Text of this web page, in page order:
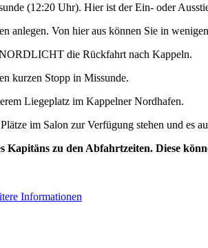
(12:20 Uhr). Hier ist der Ein- oder
anlegen. Von hier aus können Sie in
die Rückfahrt nach Kappeln.
kurzen Stopp in Missunde.
Liegeplatz im Kappelner Nordhafen.
im Salon zur Verfügung stehen und es
Kapitäns zu den Abfahrtzeiten. Diese
Informationen